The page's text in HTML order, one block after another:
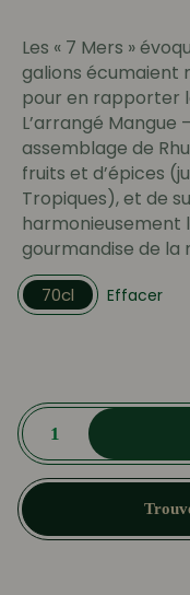
Les « 7 Mers »
galions écumaient
pour en rapporter
L’arrangé Mangue
assemblage de
fruits et d’épices
Tropiques), et de
harmonieusement
gourmandise de la
70cl Effacer
quantité
de
l'
Arrangé
Mangue
-
Piment